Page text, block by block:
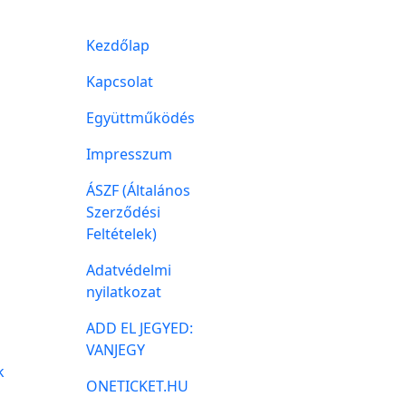
Kezdőlap
Kapcsolat
Együttműködés
Impresszum
ÁSZF (Általános
Szerződési
Feltételek)
Adatvédelmi
nyilatkozat
ADD EL JEGYED:
VANJEGY
ONETICKET.HU